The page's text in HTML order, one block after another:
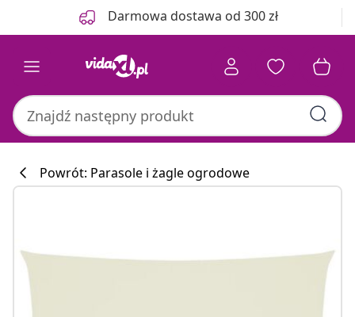
Darmowa dostawa od 300 zł
Powrót: Parasole i żagle ogrodowe